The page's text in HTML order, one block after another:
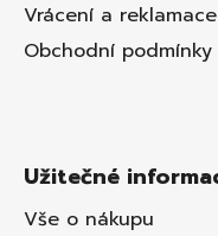
Vrácení a reklamace
Obchodní podmínky
Užitečné
Vše o nákupu